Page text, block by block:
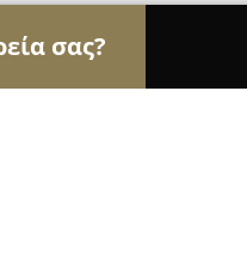
σας?